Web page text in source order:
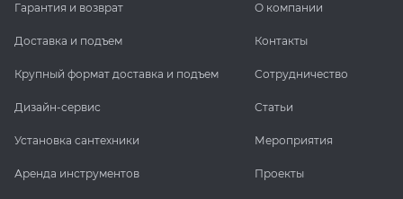
Гарантия и возврат
Доставка и подъем
Крупный формат доставка и подъем
Дизайн-сервис
Установка сантехники
Аренда инструментов
О компании
Контакты
Сотрудничество
Статьи
Мероприятия
Проекты